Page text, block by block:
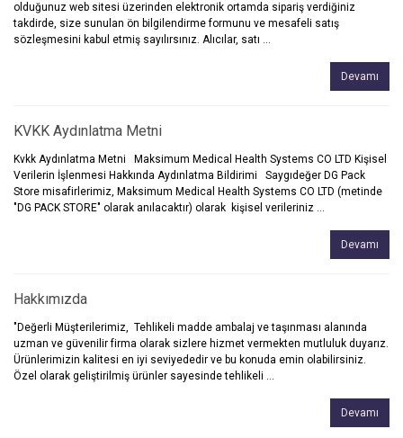
olduğunuz web sitesi üzerinden elektronik ortamda sipariş verdiğiniz
takdirde, size sunulan ön bilgilendirme formunu ve mesafeli satış
sözleşmesini kabul etmiş sayılırsınız. Alıcılar, satı ...
Devamı
KVKK Aydınlatma Metni
Kvkk Aydınlatma Metni Maksimum Medical Health Systems CO LTD Kişisel
Verilerin İşlenmesi Hakkında Aydınlatma Bildirimi Saygıdeğer DG Pack
Store misafirlerimiz, Maksimum Medical Health Systems CO LTD (metinde
"DG PACK STORE" olarak anılacaktır) olarak kişisel verileriniz ...
Devamı
Hakkımızda
"Değerli Müşterilerimiz, Tehlikeli madde ambalaj ve taşınması alanında
uzman ve güvenilir firma olarak sizlere hizmet vermekten mutluluk duyarız.
Ürünlerimizin kalitesi en iyi seviyededir ve bu konuda emin olabilirsiniz.
Özel olarak geliştirilmiş ürünler sayesinde tehlikeli ...
Devamı